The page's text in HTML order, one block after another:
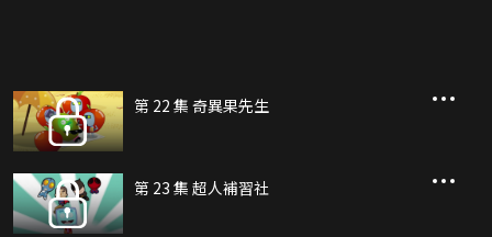
第 22 集 奇異果先生
第 23 集 超人補習社